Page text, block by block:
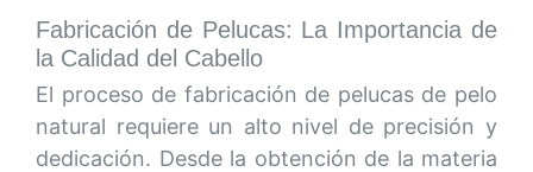
Fabricación de Pelucas: La Importancia de
la Calidad del Cabello
El proceso de fabricación de pelucas de pelo
natural requiere un alto nivel de precisión y
dedicación. Desde la obtención de la materia